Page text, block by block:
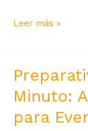
Leer más »
Minuto:
para
Preparativos
de
Último
Minuto: